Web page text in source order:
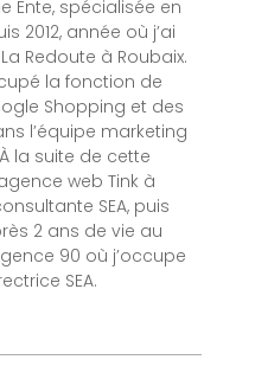
Ente, spécialisée en
2012, année où j’ai
Redoute à Roubaix.
la fonction de
Shopping et des
l’équipe marketing
la suite de cette
web Tink à
SEA, puis
2 ans de vie au
90 où j’occupe
SEA.